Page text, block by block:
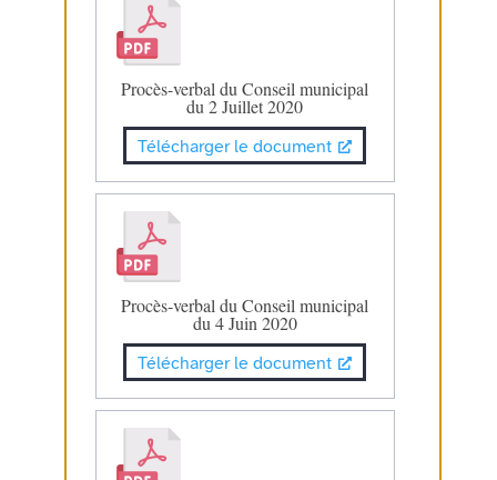
Procès-verbal du Conseil municipal
du 2 Juillet 2020
Télécharger le document
Procès-verbal du Conseil municipal
du 4 Juin 2020
Télécharger le document